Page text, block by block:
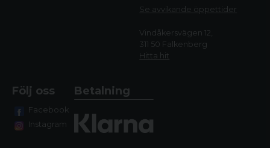
Se avvikande öppettider
Vindåkersvägen 12,
311 50 Falkenberg
Hitta hit
Följ oss
Facebook
Instagram
Betalning